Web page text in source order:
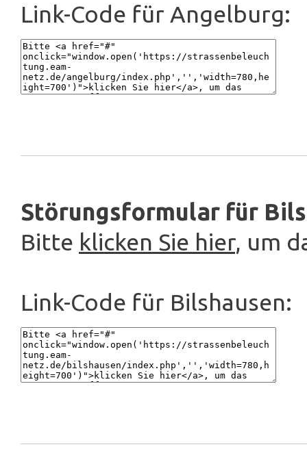
Link-Code für Angelburg:
Störungsformular für
Bitte klicken Sie hier, um
Link-Code für Bilshausen: